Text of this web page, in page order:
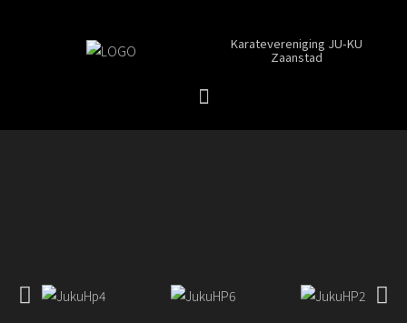
Karatevereniging JU-KU
Zaanstad